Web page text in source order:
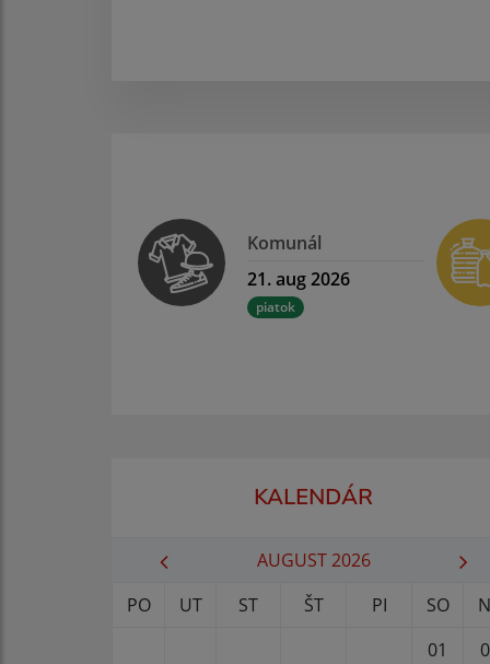
Komunál
21. aug 2026
piatok
KALENDÁR
AUGUST 2026
PO
UT ST ŠT PI SO
01